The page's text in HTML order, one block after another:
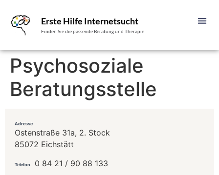
Erste Hilfe Internetsucht
Finden Sie die passende Beratung und Therapie
Psychosoziale
Beratungsstelle
Adresse
Ostenstraße 31a, 2. Stock
85072 Eichstätt
Telefon 0 84 21 / 90 88 133